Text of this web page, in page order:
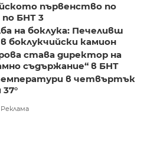
първенство по
БНТ 3
на боклука: Печеливш
боклукчийски камион
става директор на
съдържание“ в БНТ
в четвъртък
Реклама